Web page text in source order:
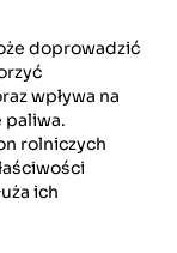
doprowadzić
wpływa na
paliwa.
rolniczych
ich